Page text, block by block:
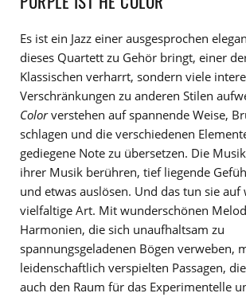
Es ist ein Jazz einer ausgesprochen
dieses Quartett zu Gehör bringt, einer
Klassischen verharrt, sondern viele
Verschränkungen zu anderen Stilen
Colorverstehen auf spannende Weise,
schlagen und die verschiedenen
gediegene Note zu übersetzen. Die
ihrer Musik berühren, tief liegende
und etwas auslösen. Und das tun sie auf
vielfaltige Art. Mit wunderschönen
Harmonien, die sich unaufhaltsam zu
spannungsgeladenen Bögen verweben,
leidenschaftlich verspielten Passagen,
auch den Raum für das Experimentelle